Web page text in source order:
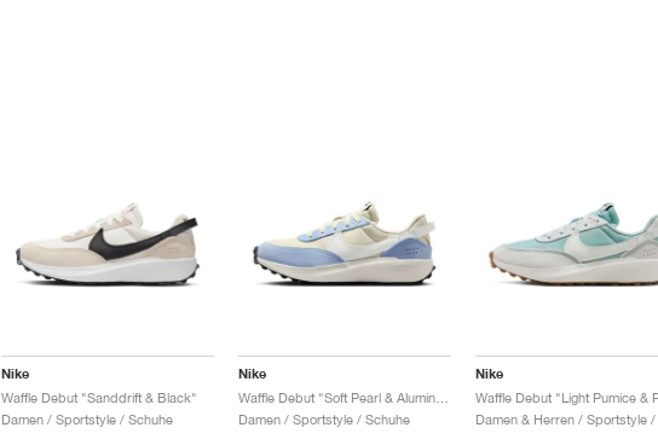
Nike
Waffle Debut "Sanddrift & Black"
Damen / Sportstyle / Schuhe
Nike
Waffle Debut "Soft Pearl & Aluminum"
Damen / Sportstyle / Schuhe
Nike